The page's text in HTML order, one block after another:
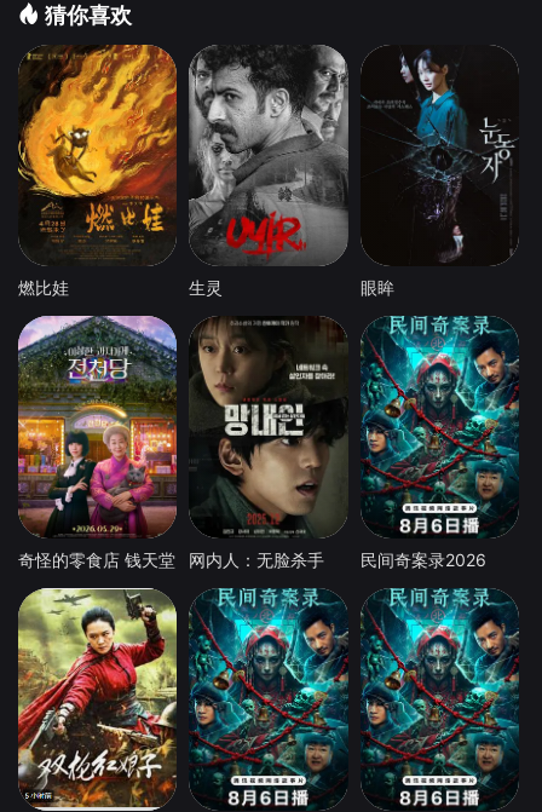
猜你喜欢
燃比娃 生灵 眼眸
奇怪的零食店 钱天堂 网内人：无脸杀手 民间奇案录2026